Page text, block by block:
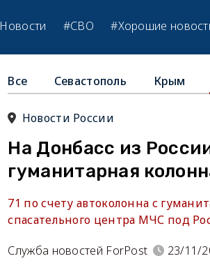
Новости #СВО #Хорошие
Все Севастополь Крым
Новости России
На Донбасс из
гуманитарная
71 по счету автоколонна с
спасательного центра МЧС под
Служба новостей ForPost
23/11/